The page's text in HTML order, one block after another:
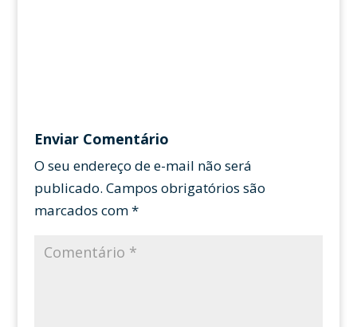
Enviar Comentário
O seu endereço de e-mail não será
publicado. Campos obrigatórios são
marcados com*